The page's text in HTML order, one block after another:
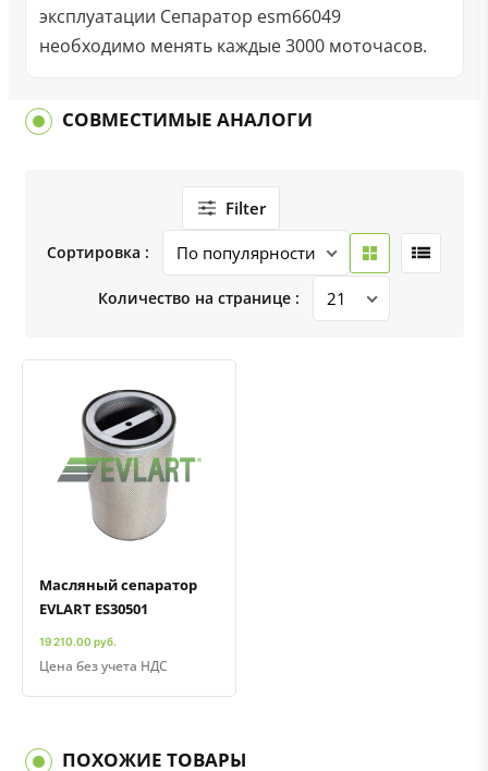
эксплуатации Сепаратор esm66049
необходимо менять каждые 3000 моточасов.
СОВМЕСТИМЫЕ АНАЛОГИ
Filter
Сортировка :
Количество на странице :
Быстрый просмотрДобавить к сравнению
Масляный сепаратор
EVLART ES30501
19 210.00 руб.
Цена без учета НДС
ПОХОЖИЕ ТОВАРЫ